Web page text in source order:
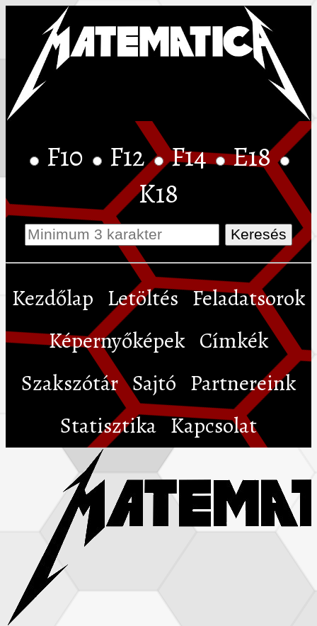
F10 F12 F14 E18
K18
Kezdőlap Letöltés Feladatsorok
Képernyőképek Címkék
Szakszótár Sajtó Partnereink
Statisztika Kapcsolat